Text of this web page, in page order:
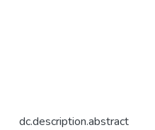
dc.description.abstract